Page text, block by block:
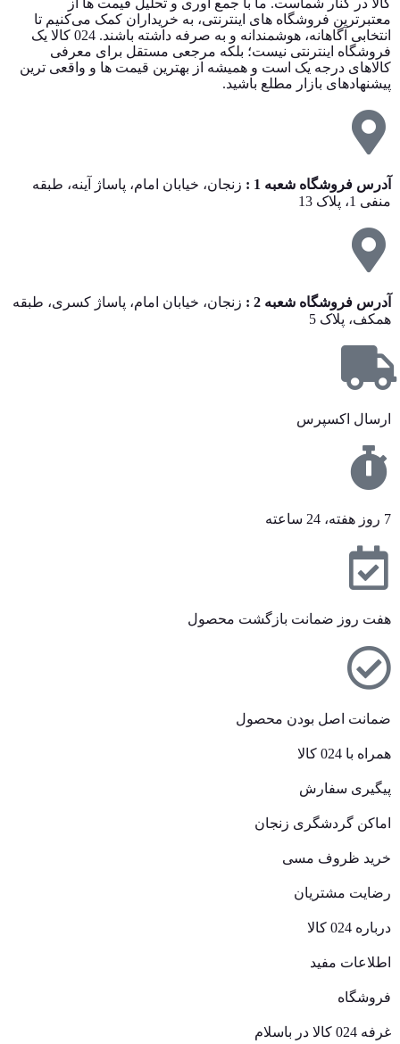
معتبرترین فروشگاه‌ های اینترنتی، به خریداران کمک می‌کنیم تا
انتخابی آگاهانه، هوشمندانه و به‌ صرفه داشته باشند. 024 کالا یک
فروشگاه اینترنتی نیست؛ بلکه مرجعی مستقل برای معرفی
کالاهای درجه یک است و همیشه از بهترین قیمت‌ ها و واقعی‌ ترین
پیشنهادهای بازار مطلع باشید.
آدرس فروشگاه شعبه 1 :
زنجان، خیابان امام، پاساژ آینه، طبقه
منفی 1، پلاک 13
آدرس فروشگاه شعبه 2 :
زنجان، خیابان امام، پاساژ کسری، طبقه
همکف، پلاک 5
ارسال اکسپرس
7 روز هفته، 24 ساعته
هفت روز ضمانت بازگشت محصول
ضمانت اصل بودن محصول
همراه با 024 کالا
پیگیری سفارش
اماکن گردشگری زنجان
خرید ظروف مسی
رضایت مشتریان
درباره 024 کالا
اطلاعات مفید
فروشگاه
غرفه 024 کالا در باسلام